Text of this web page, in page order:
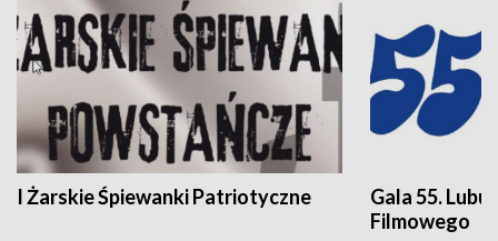
I Żarskie Śpiewanki Patriotyczne
Gala 55.
Filmowego